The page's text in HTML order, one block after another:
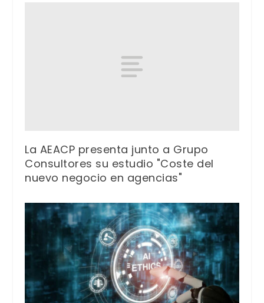
La AEACP presenta junto a Grupo
Consultores su estudio "Coste del
nuevo negocio en agencias"